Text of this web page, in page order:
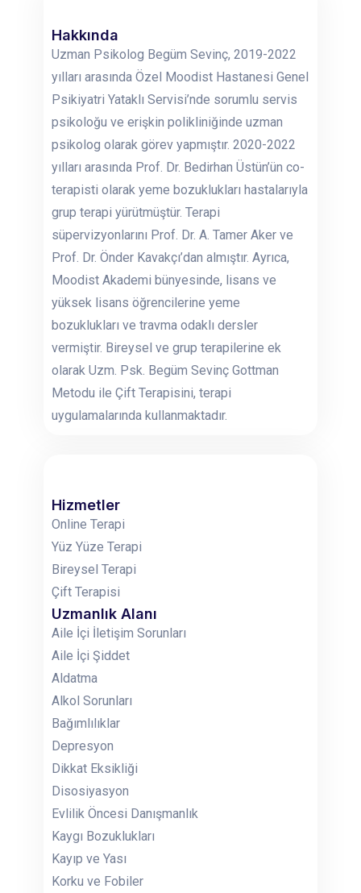
Hakkında
Uzman Psikolog Begüm Sevinç, 2019-2022
yılları arasında Özel Moodist Hastanesi Genel
Psikiyatri Yataklı Servisi’nde sorumlu servis
psikoloğu ve erişkin polikliniğinde uzman
psikolog olarak görev yapmıştır. 2020-2022
yılları arasında Prof. Dr. Bedirhan Üstün’ün co-
terapisti olarak yeme bozuklukları hastalarıyla
grup terapi yürütmüştür. Terapi
süpervizyonlarını Prof. Dr. A. Tamer Aker ve
Prof. Dr. Önder Kavakçı’dan almıştır. Ayrıca,
Moodist Akademi bünyesinde, lisans ve
yüksek lisans öğrencilerine yeme
bozuklukları ve travma odaklı dersler
vermiştir. Bireysel ve grup terapilerine ek
olarak Uzm. Psk. Begüm Sevinç Gottman
Metodu ile Çift Terapisini, terapi
uygulamalarında kullanmaktadır.
Hizmetler
Online Terapi
Yüz Yüze Terapi
Bireysel Terapi
Çift Terapisi
Uzmanlık Alanı
Aile İçi İletişim Sorunları
Aile İçi Şiddet
Aldatma
Alkol Sorunları
Bağımlılıklar
Depresyon
Dikkat Eksikliği
Disosiyasyon
Evlilik Öncesi Danışmanlık
Kaygı Bozuklukları
Kayıp ve Yası
Korku ve Fobiler